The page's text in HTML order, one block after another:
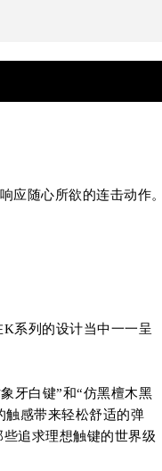
应随心所欲的连击动作
系列的设计当中一一呈
牙白键”和“仿黑檀木黑
触感带来轻松舒适的弹
追求理想触键的世界级